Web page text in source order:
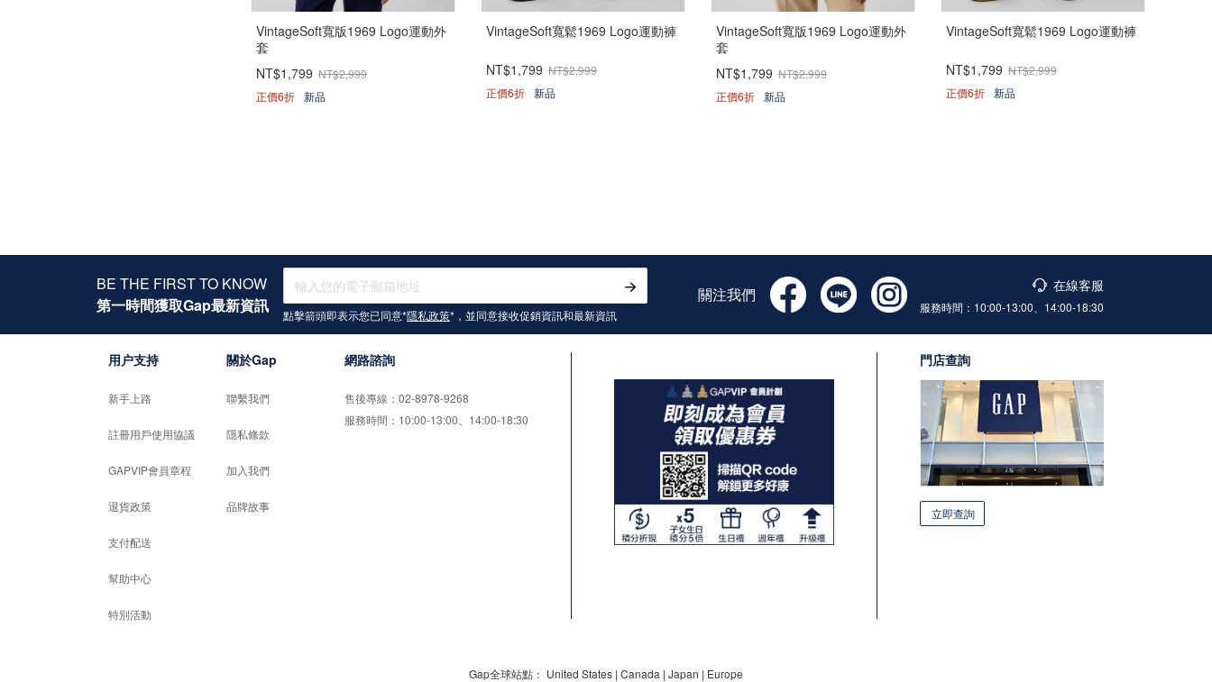
VintageSoft寬版1969 Logo運動外
套
NT$1,799 NT$2,999
正價6折 新品
VintageSoft寬鬆1969 Logo運動褲
NT$1,799 NT$2,999
正價6折 新品
VintageSoft寬版1969 Logo運動外
套
NT$1,799 NT$2,999
正價6折 新品
VintageSoft寬鬆1969 Logo運動褲
NT$1,799 NT$2,999
正價6折 新品
BE THE FIRST TO KNOW
第一時間獲取Gap最新資訊
點擊箭頭即表示您已同意*隱私政策*，並同意接收促銷資訊和最新資訊
關注我們 在線客服
服務時間：10:00-13:00、14:00-18:30
用户支持
新手上路
註冊用戶使用協議
GAPVIP會員章程
退貨政策
支付配送
幫助中心
特別活動
關於Gap
聯繫我們
隱私條款
加入我們
品牌故事
網路諮詢
售後專線：02-8978-9268
服務時間：10:00-13:00、14:00-18:30
門店查詢
立即查詢
Gap全球站點： United States | Canada | Japan | Europe